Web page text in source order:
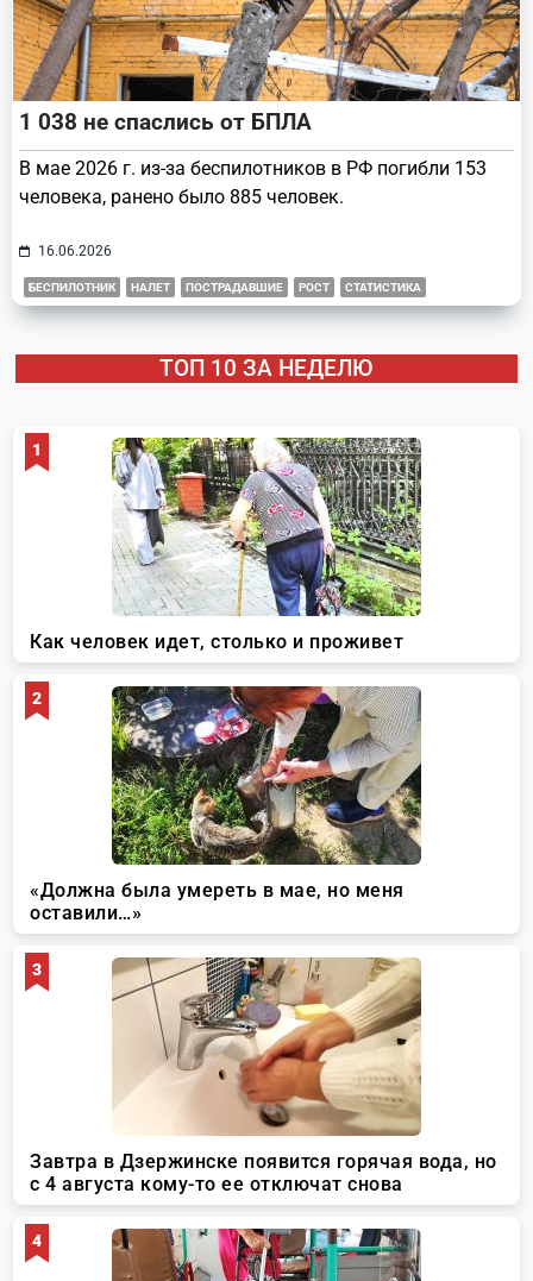
1 038 не спаслись от БПЛА
В мае 2026 г. из-за беспилотников в РФ погибли 153
человека, ранено было 885 человек.
16.06.2026
БЕСПИЛОТНИК НАЛЕТ ПОСТРАДАВШИЕ РОСТ СТАТИСТИКА
ТОП 10 ЗА НЕДЕЛЮ